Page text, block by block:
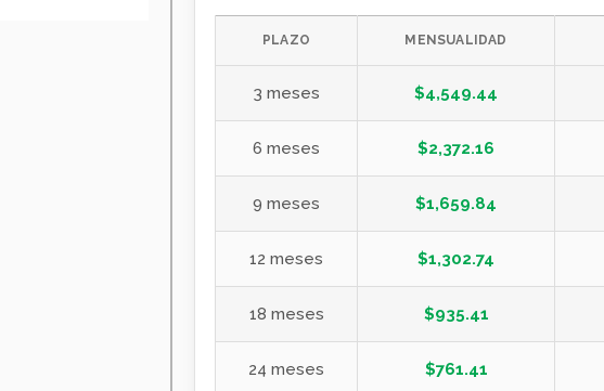
PLAZO MENSUALIDAD
3 meses $4,549.44
6 meses $2,372.16
9 meses $1,659.84
12 meses $1,302.74
18 meses $935.41
24 meses $761.41